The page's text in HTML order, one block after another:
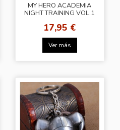
MY HERO ACADEMIA
NIGHT TRAINING VOL.1
17,95 €
Ver más